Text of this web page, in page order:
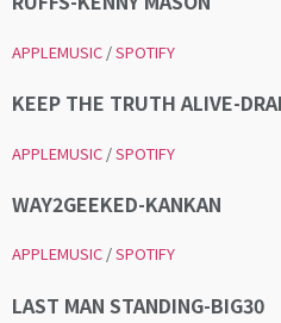
APPLEMUSIC /SPOTIFY
KEEP THE TRUTH ALIVE-
APPLEMUSIC /SPOTIFY
WAY2GEEKED-KANKAN
APPLEMUSIC /SPOTIFY
LAST MAN STANDING-BIG30